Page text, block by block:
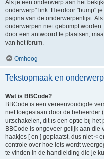
Als je een onderwerp aan het
onderwerp" link. Hierdoor "bump"
pagina van de onderwerpenlijst.
onderwerpen niet gebumpt
door een antwoord te plaatsen,
van het forum.
Omhoog
Tekstopmaak en
Wat is BBCode?
BBCode is een vereenvoudigde
niet toegestaan door de beheerder
uitschakelen, dit is een optie bij het
BBCode is ongeveer gelijk aan die
haakjes [ en ] geplaatst, dus niet <
controle over hoe iets wordt
te vinden in de handleiding die je